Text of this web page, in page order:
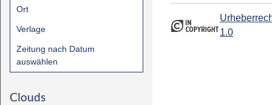
Ort
Verlage
Zeitung nach Datum
auswählen
Clouds
1.0